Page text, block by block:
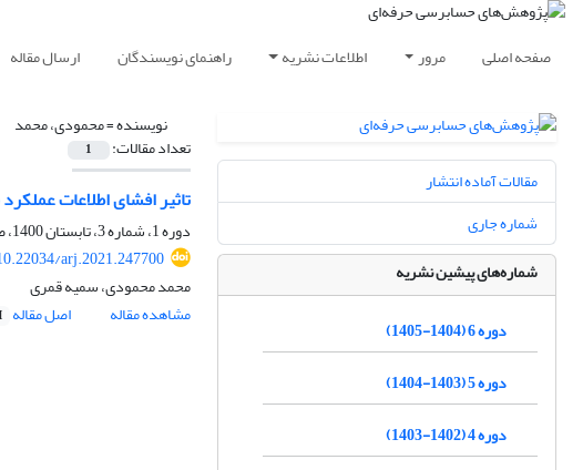
صفحه اصلی مرور اطلاعات نشریه راهنمای نویسندگان ارسال مقاله
نویسنده =محمودی، محمد
تعداد مقالات: 1
تاثیر افشای اطلاعات
دوره 1، شماره 3، تابستان 1400، صفحه
arj.2021.247700
محمد محمودی، سمیه قمری
مشاهده مقاله
اصل مقاله
مقالات آماده انتشار
شماره جاری
شماره‌های پیشین نشریه
دوره 6 (1404-1405)
دوره 5 (1403-1404)
دوره 4 (1402-1403)